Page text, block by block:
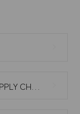
WAREHOUSE OPERATIONS & SUPPLY CHAIN